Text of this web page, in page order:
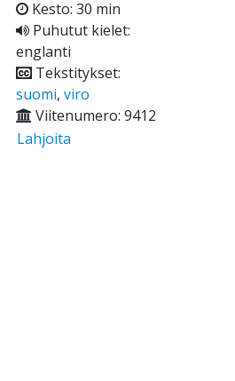
Kesto: 30 min
Puhutut kielet:
englanti
Tekstitykset:
suomi, viro
Viitenumero: 9412
Lahjoita